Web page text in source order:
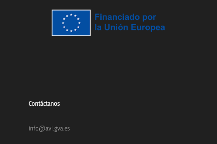
Contáctanos
info@avi.gva.es